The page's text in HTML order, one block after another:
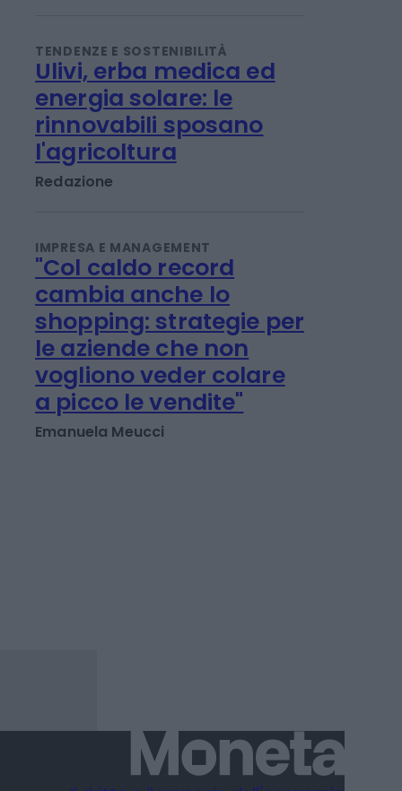
Redazione
TENDENZE E SOSTENIBILITÀ
Ulivi, erba medica ed
energia solare: le
Redazione
IMPRESA E MANAGEMENT
"Col caldo record
cambia anche lo
shopping: strategie per
le aziende che non